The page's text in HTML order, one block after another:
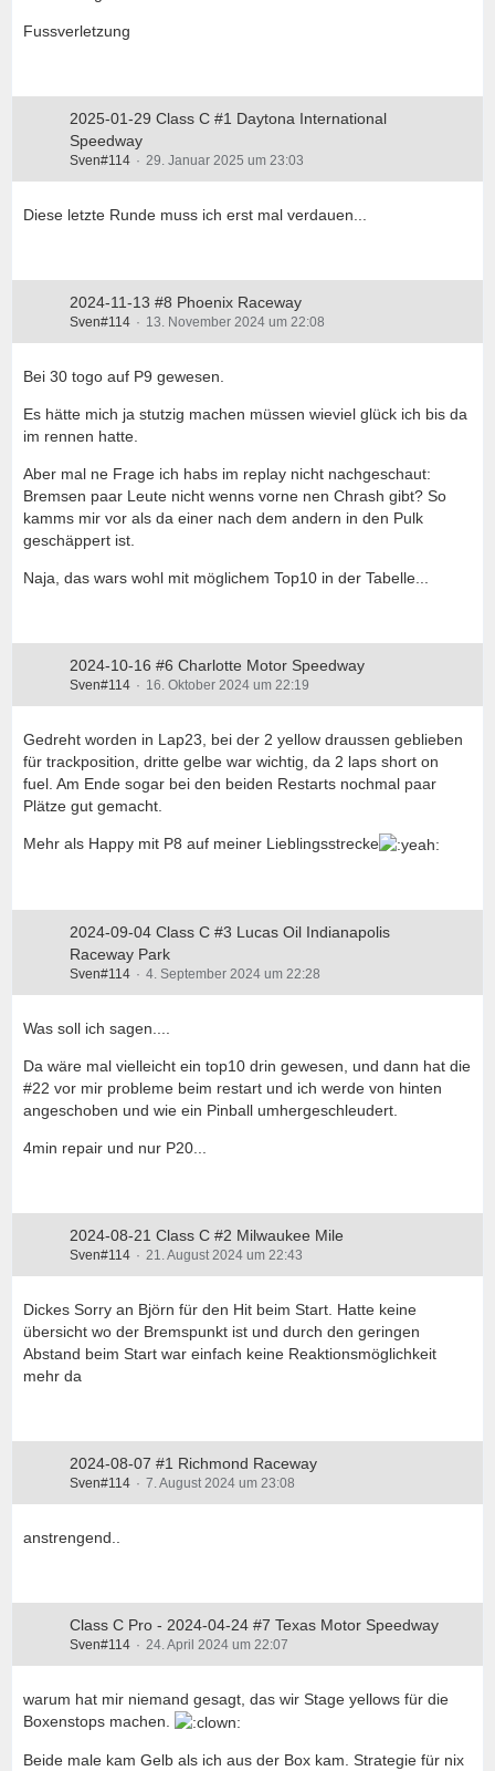
Fussverletzung
2025-01-29 Class C #1 Daytona International
Speedway
Sven#114 29. Januar 2025 um 23:03
Diese letzte Runde muss ich erst mal verdauen...
2024-11-13 #8 Phoenix Raceway
Sven#114 13. November 2024 um 22:08
Bei 30 togo auf P9 gewesen.
Es hätte mich ja stutzig machen müssen wieviel glück ich bis da
im rennen hatte.
Aber mal ne Frage ich habs im replay nicht nachgeschaut:
Bremsen paar Leute nicht wenns vorne nen Chrash gibt? So
kamms mir vor als da einer nach dem andern in den Pulk
geschäppert ist.
Naja, das wars wohl mit möglichem Top10 in der Tabelle...
2024-10-16 #6 Charlotte Motor Speedway
Sven#114 16. Oktober 2024 um 22:19
Gedreht worden in Lap23, bei der 2 yellow draussen geblieben
für trackposition, dritte gelbe war wichtig, da 2 laps short on
fuel. Am Ende sogar bei den beiden Restarts nochmal paar
Plätze gut gemacht.
Mehr als Happy mit P8 auf meiner Lieblingsstrecke
2024-09-04 Class C #3 Lucas Oil Indianapolis
Raceway Park
Sven#114 4. September 2024 um 22:28
Was soll ich sagen....
Da wäre mal vielleicht ein top10 drin gewesen, und dann hat die
#22 vor mir probleme beim restart und ich werde von hinten
angeschoben und wie ein Pinball umhergeschleudert.
4min repair und nur P20...
2024-08-21 Class C #2 Milwaukee Mile
Sven#114 21. August 2024 um 22:43
Dickes Sorry an Björn für den Hit beim Start. Hatte keine
übersicht wo der Bremspunkt ist und durch den geringen
Abstand beim Start war einfach keine Reaktionsmöglichkeit
mehr da
2024-08-07 #1 Richmond Raceway
Sven#114 7. August 2024 um 23:08
anstrengend..
Class C Pro - 2024-04-24 #7 Texas Motor Speedway
Sven#114 24. April 2024 um 22:07
warum hat mir niemand gesagt, das wir Stage yellows für die
Boxenstops machen.
Beide male kam Gelb als ich aus der Box kam. Strategie für nix